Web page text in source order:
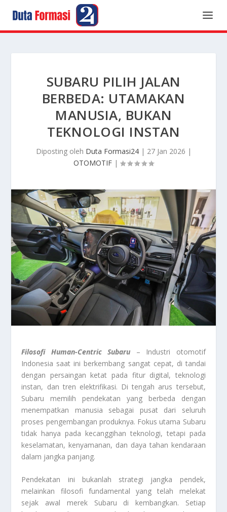
SUBARU PILIH JALAN
BERBEDA: UTAMAKAN
MANUSIA, BUKAN
TEKNOLOGI INSTAN
Diposting oleh Duta Formasi24| 27 Jan 2026 |
OTOMOTIF |
Filosofi Human-Centric Subaru – Industri otomotif
Indonesia saat ini berkembang sangat cepat, di tandai
dengan persaingan ketat pada fitur digital, teknologi
instan, dan tren elektrifikasi. Di tengah arus tersebut,
Subaru memilih pendekatan yang berbeda dengan
menempatkan manusia sebagai pusat dari seluruh
proses pengembangan produknya. Fokus utama Subaru
tidak hanya pada kecanggihan teknologi, tetapi pada
keselamatan, kenyamanan, dan daya tahan kendaraan
dalam jangka panjang.
Pendekatan ini bukanlah strategi jangka pendek,
melainkan filosofi fundamental yang telah melekat
sejak awal merek Subaru di kembangkan. Setiap